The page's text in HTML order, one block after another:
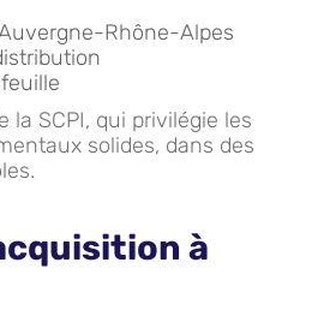
Rhône-Alpes
la SCPI, qui privilégie les
solides, dans des
à